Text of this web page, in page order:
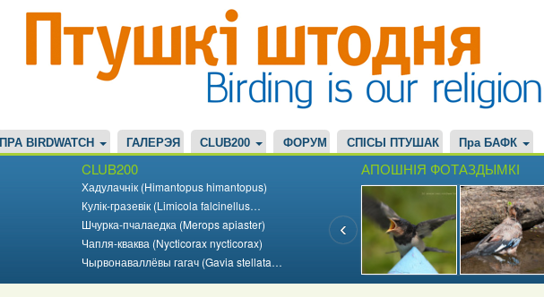
ПРА BIRDWATCH ГАЛЕРЭЯ CLUB200 ФОРУМ СПІСЫ ПТУШАК Пра БАФК
CLUB200
Хадулачнік (Himantopus himantopus)
Кулік-гразевік (Limicola falcinellus…
Шчурка-пчалаедка (Merops apiaster)
Чапля-кваква (Nycticorax nycticorax)
Чырвонаваллёвы гагач (Gavia stellata…
АПОШНІЯ ФОТАЗДЫМКІ